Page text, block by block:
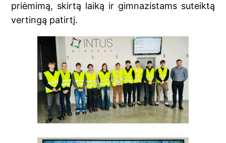
priėmimą, skirtą laiką ir gimnazistams suteiktą
vertingą patirtį.